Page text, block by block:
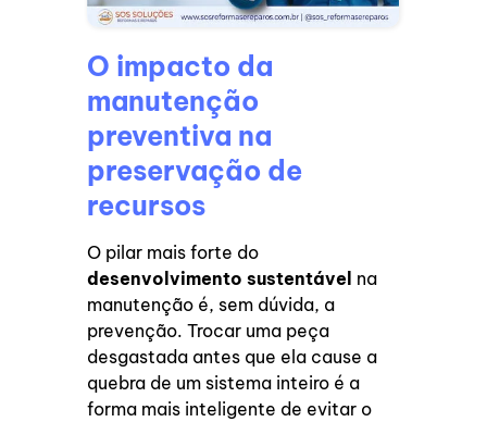
O impacto da
manutenção
preventiva na
preservação de
recursos
O pilar mais forte do
desenvolvimento sustentável na
manutenção é, sem dúvida, a
prevenção. Trocar uma peça
desgastada antes que ela cause a
quebra de um sistema inteiro é a
forma mais inteligente de evitar o